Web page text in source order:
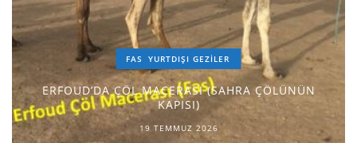
FAS YURTDIŞI GEZILER
ERFOUD’DA ÇÖL MACERASI (SAHRA ÇÖLÜNÜN
KAPISI)
19 TEMMUZ 2026